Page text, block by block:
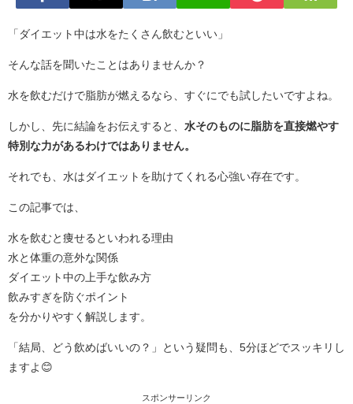
「ダイエット中は水をたくさん飲むといい」
そんな話を聞いたことはありませんか？
水を飲むだけで脂肪が燃えるなら、すぐにでも試したいですよね。
しかし、先に結論をお伝えすると、 水そのものに脂肪を直接燃やす
特別な力があるわけではありません。
それでも、水はダイエットを助けてくれる心強い存在です。
この記事では、
水を飲むと痩せるといわれる理由
水と体重の意外な関係
ダイエット中の上手な飲み方
飲みすぎを防ぐポイント
を分かりやすく解説します。
「結局、どう飲めばいいの？」という疑問も、5分ほどでスッキリし
ますよ😊
スポンサーリンク